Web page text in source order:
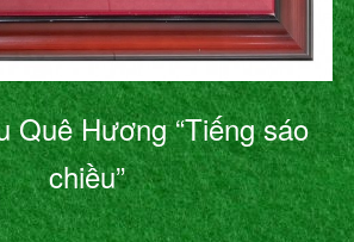
Quê Hương “Tiếng sáo
chiều”